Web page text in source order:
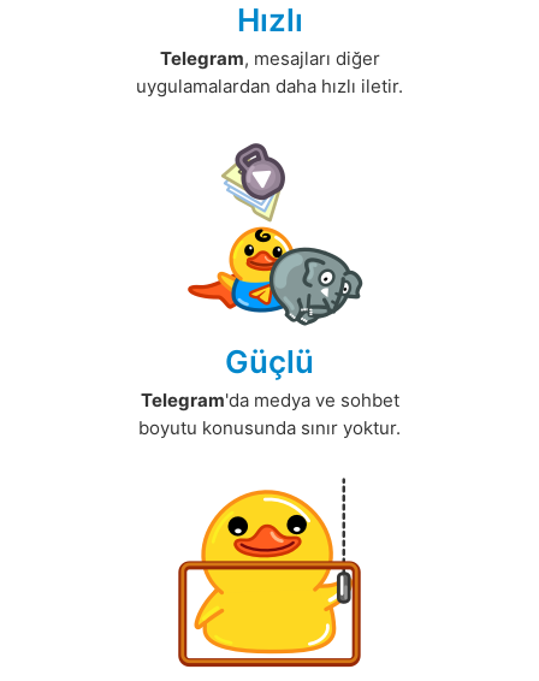
Hızlı
Telegram, mesajları diğer
uygulamalardan daha hızlı iletir.
Güçlü
Telegram'da medya ve sohbet
boyutu konusunda sınır yoktur.